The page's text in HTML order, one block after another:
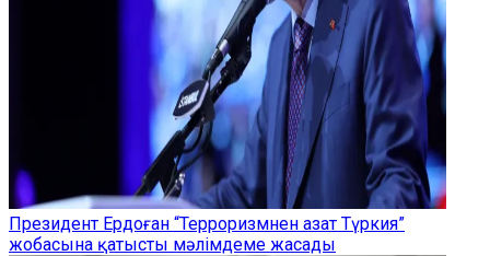
Президент Ердоған “Терроризмнен азат Түркия”
жобасына қатысты мәлімдеме жасады